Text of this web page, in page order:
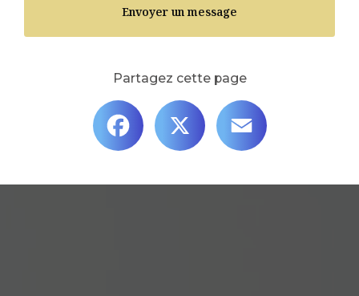
Envoyer un message
Partagez cette page
Facebook